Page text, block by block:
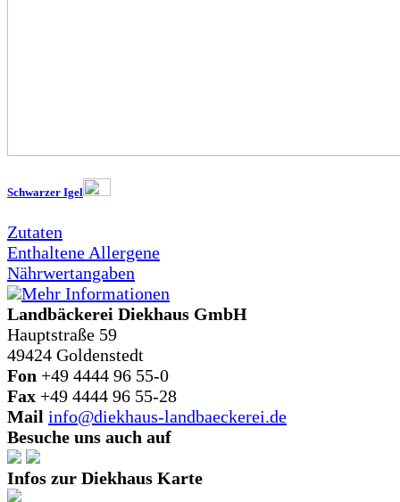
Schwarzer Igel
Zutaten
Enthaltene Allergene
Nährwertangaben
Mehr Informationen
Landbäckerei Diekhaus GmbH
Hauptstraße 59
49424 Goldenstedt
Fon +49 4444 96 55-0
Fax +49 4444 96 55-28
Mail info@diekhaus-landbaeckerei.de
Besuche uns auch auf
Infos zur Diekhaus Karte